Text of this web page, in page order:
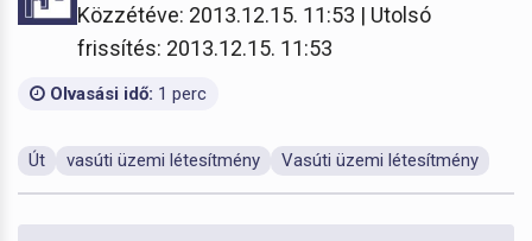
Közzétéve: 2013.12.15. 11:53 | Utolsó
frissítés: 2013.12.15. 11:53
Olvasási idő: 1 perc
Út vasúti üzemi létesítmény Vasúti üzemi létesítmény